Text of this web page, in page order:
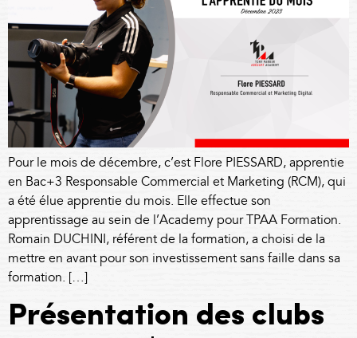
Pour le mois de décembre, c’est Flore PIESSARD, apprentie
en Bac+3 Responsable Commercial et Marketing (RCM), qui
a été élue apprentie du mois. Elle effectue son
apprentissage au sein de l’Academy pour TPAA Formation.
Romain DUCHINI, référent de la formation, a choisi de la
mettre en avant pour son investissement sans faille dans sa
formation. […]
Présentation des clubs